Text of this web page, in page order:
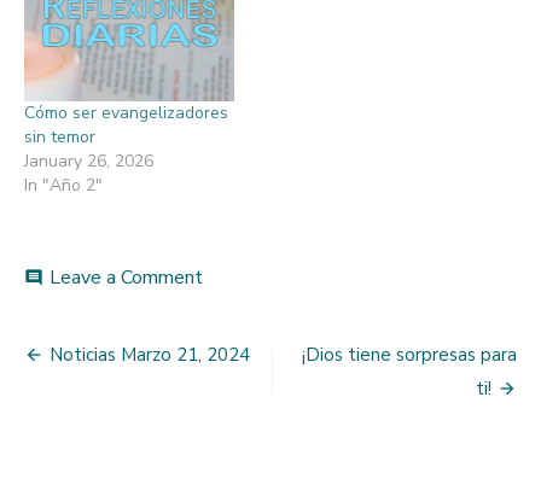
Cómo ser evangelizadores
sin temor
January 26, 2026
In "Año 2"
comment Leave a Commenton
para
Post
Noticias Marzo 21, 2024
¡Dios tiene sorpresas para
ti!